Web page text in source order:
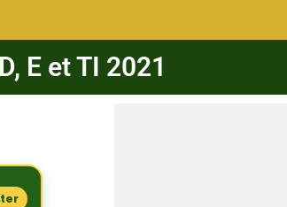
E et TI 2021